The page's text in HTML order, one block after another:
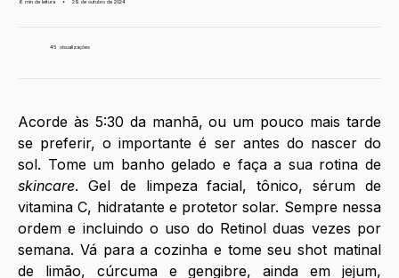
6 min de leitura • 29 de outubro de 2024
45 visualizações
Acorde às 5:30 da manhã, ou um pouco mais tarde
se preferir, o importante é ser antes do nascer do
skincare. Gel de limpeza facial, tônico, sérum de
vitamina C, hidratante e protetor solar. Sempre nessa
ordem e incluindo o uso do Retinol duas vezes por
semana. Vá para a cozinha e tome seu shot matinal
de limão, cúrcuma e gengibre, ainda em jejum,